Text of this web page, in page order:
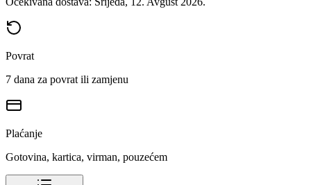
Povrat
7 dana za povrat ili zamjenu
Plaćanje
Gotovina, kartica, virman, pouzećem